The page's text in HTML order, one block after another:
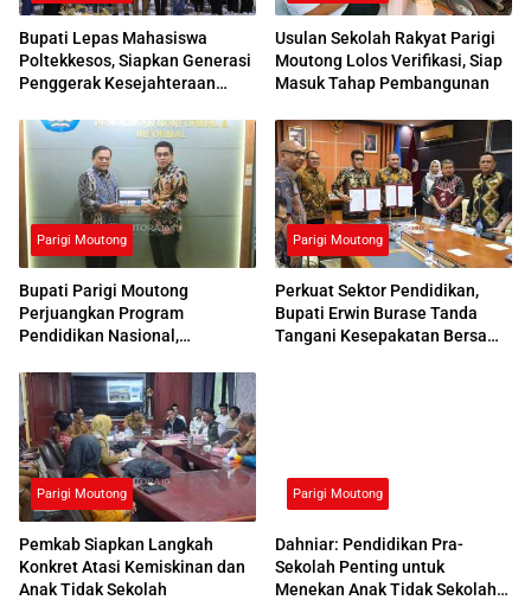
Bupati Lepas Mahasiswa
Poltekkesos, Siapkan Generasi
Penggerak Kesejahteraan
Usulan Sekolah Rakyat Parigi
Moutong Lolos Verifikasi, Siap
Masuk Tahap Pembangunan
Parigi Moutong
Bupati Parigi Moutong
Perjuangkan Program
Pendidikan Nasional,
Respons Positif
Parigi Moutong
Perkuat Sektor Pendidikan,
Bupati Erwin Burase Tanda
Tangani Kesepakatan Bersama
Parigi Moutong
Pemkab Siapkan Langkah
Konkret Atasi Kemiskinan dan
Anak Tidak Sekolah
Parigi Moutong
Dahniar: Pendidikan Pra-
Sekolah Penting untuk
Menekan Anak Tidak Sekolah